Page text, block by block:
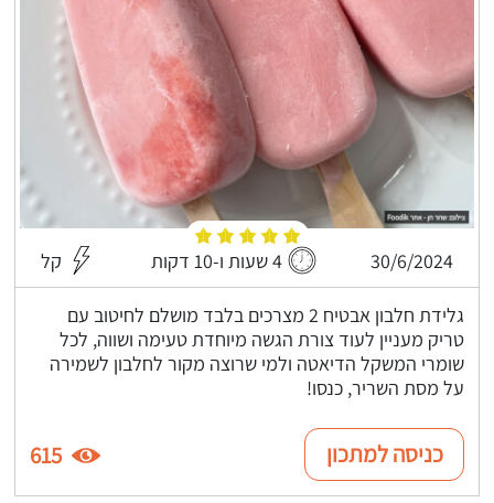
30/6/2024 4 שעות ו-10 דקות קל
גלידת חלבון אבטיח 2 מצרכים בלבד מושלם לחיטוב עם
טריק מעניין לעוד צורת הגשה מיוחדת טעימה ושווה, לכל
שומרי המשקל הדיאטה ולמי שרוצה מקור לחלבון לשמירה
על מסת השריר, כנסו!
כניסה למתכון 615